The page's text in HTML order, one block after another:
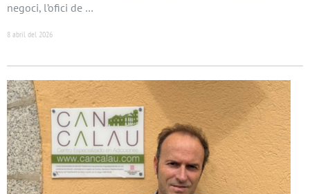
negoci, l’ofici de …
8 abril del 2026